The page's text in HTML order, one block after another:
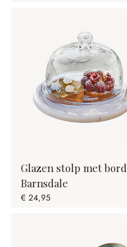
Glazen stolp met bord
Barnsdale
€ 24,95